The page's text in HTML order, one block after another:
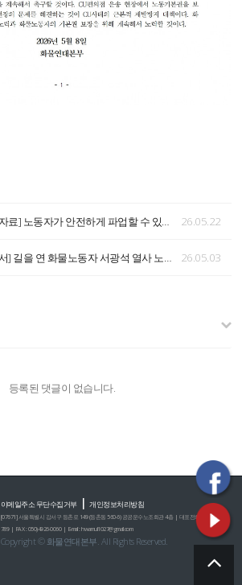
[후속보도자료] 노동자가 안전하게 파업할 수 있는 세상 쟁취! 서광석 열사 정신계승! 경찰 살인진압 규탄! <화물연대 정부 요구안 발표 기자회견> 26.05.22
[취재요청서] 길을 연 화물노동자 서광석 열사 노동시민사회장 엄수 26.05.03
등록된 댓글이 없습니다.
이메일주소 무단수집거부|개인정보처리방침
[07671] 서울특별시 강서구 등촌로 149 (등촌동 560-6) 공공운수노조회관 4층 | 대표전화 : 02)2635-0
789 | FAX : 050)4926-0060 | E-mail : hwamul1027@gmail.com
Copyright © 화물연대본부. All Rights Reserved.